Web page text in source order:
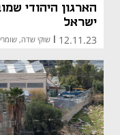
הארגון היהודי
ישראל
12.11.23 שוקי שדה,